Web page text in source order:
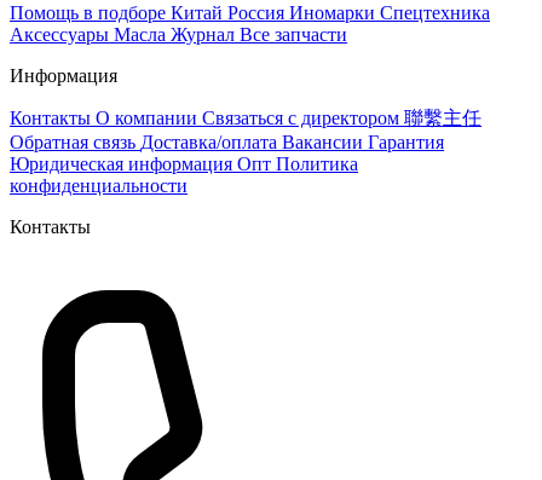
Помощь в подборе Китай Россия Иномарки Спецтехника
Аксессуары Масла Журнал Все запчасти
Информация
Контакты О компании Связаться с директором 聯繫主任
Обратная связь Доставка/оплата Вакансии Гарантия
Юридическая информация Опт Политика
конфиденциальности
Контакты